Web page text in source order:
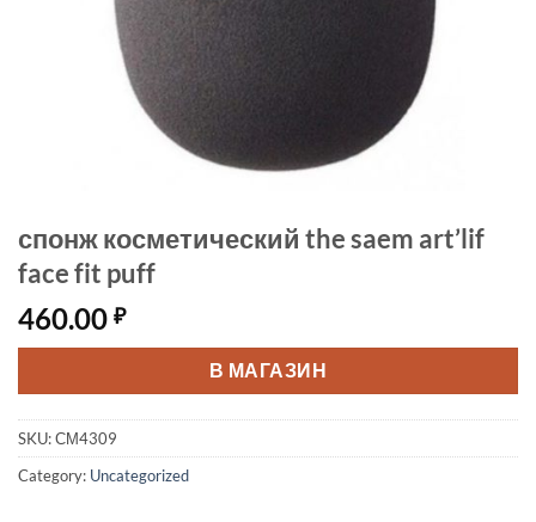
спонж косметический the saem art’lif
face fit puff
460.00 ₽
В МАГАЗИН
SKU:СМ4309
Category: Uncategorized